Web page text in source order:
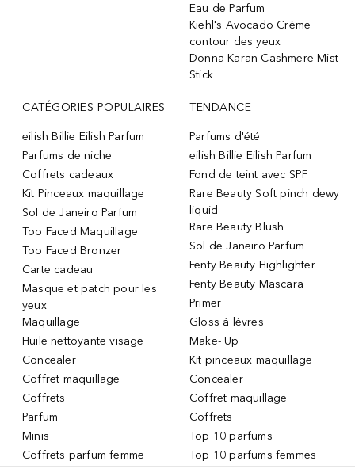
Eau de Parfum
Kiehl's Avocado Crème
contour des yeux
Donna Karan Cashmere Mist
Stick
CATÉGORIES POPULAIRES
eilish Billie Eilish Parfum
Parfums de niche
Coffrets cadeaux
Kit Pinceaux maquillage
Sol de Janeiro Parfum
Too Faced Maquillage
Too Faced Bronzer
Carte cadeau
Masque et patch pour les
yeux
Maquillage
Huile nettoyante visage
Concealer
Coffret maquillage
Coffrets
Parfum
Minis
Coffrets parfum femme
TENDANCE
Parfums d'été
eilish Billie Eilish Parfum
Fond de teint avec SPF
Rare Beauty Soft pinch dewy
liquid
Rare Beauty Blush
Sol de Janeiro Parfum
Fenty Beauty Highlighter
Fenty Beauty Mascara
Primer
Gloss à lèvres
Make- Up
Kit pinceaux maquillage
Concealer
Coffret maquillage
Coffrets
Top 10 parfums
Top 10 parfums femmes